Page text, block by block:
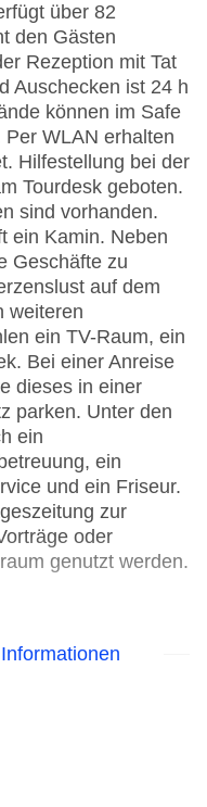
über 82
den Gästen
Rezeption mit Tat
Auschecken ist 24 h
können im Safe
WLAN erhalten
Hilfestellung bei der
Tourdesk geboten.
sind vorhanden.
ein Kamin. Neben
Geschäfte zu
auf dem
weiteren
ein TV-Raum, ein
Bei einer Anreise
dieses in einer
parken. Unter den
ein
ein
und ein Friseur.
zur
oder
genutzt werden.